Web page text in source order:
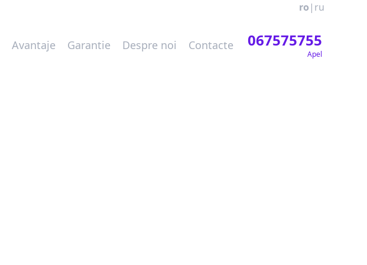
ro | ru
Avantaje Garantie Despre noi Contacte 067575755
Apel